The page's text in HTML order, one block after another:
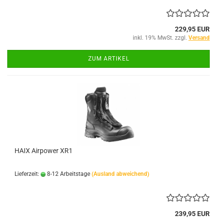
229,95 EUR
inkl. 19% MwSt. zzgl. Versand
ZUM ARTIKEL
HAIX Airpower XR1
Lieferzeit: 8-12 Arbeitstage (Ausland abweichend)
239,95 EUR